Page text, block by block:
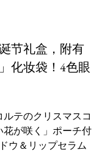
节礼盒，附有
化妆袋！4色眼
テのクリスマスコ
花が咲く」ポーチ付